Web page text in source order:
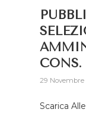
CONS.
29 Novembre
Scarica